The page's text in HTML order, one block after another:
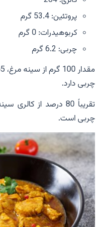
پروتئین: 53.4 گرم
کربوهیدرات: 0 گرم
چربی: 6.2 گرم
چربی دارد.
چربی است.